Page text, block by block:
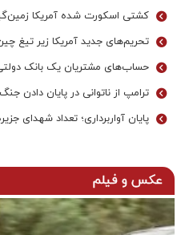
کشتی اسکورت شده آمریکا
تحریم‌های جدید آمریکا زیر تیغ
حساب‌های مشتریان یک بانک‌
ترامپ از ناتوانی در پایان دادن
پایان آواربرداری؛ تعداد
عکس و فیلم